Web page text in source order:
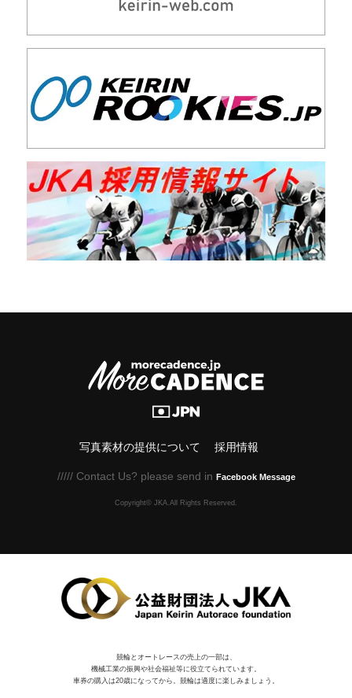
写真素材の提供について 採用情報
///// Contact Us? please send in Facebook Message
Copyright© JKA.All Rights Reserved.
競輪とオートレースの売上の一部は、
機械⼯業の振興や社会福祉等に役⽴てられています。
車券の購入は20歳になってから。競輪は適度に楽しみましょう。